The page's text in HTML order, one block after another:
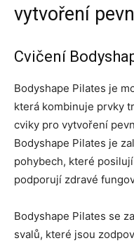
vytvoření
Cvičení
Bodyshape Pilates je
která kombinuje prvky
cviky pro vytvoření
Bodyshape Pilates je
pohybech, které
podporují zdravé
Bodyshape Pilates se
svalů, které jsou